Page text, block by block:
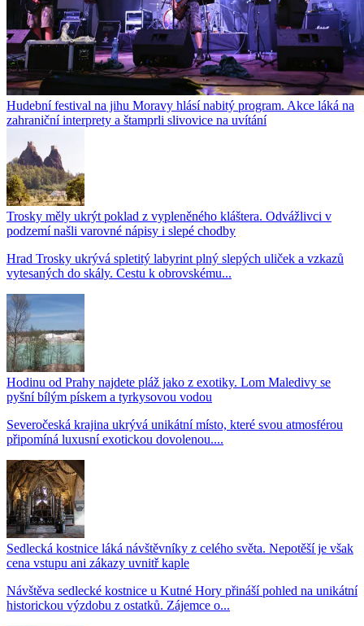
Hudební festival na jihu Moravy hlásí nabitý program. Akce láká na
zahraniční interprety a štamprli slivovice na uvítání
Trosky měly ukrýt poklad z vypleněného kláštera. Odvážlivci v
podzemí našli varovné nápisy i slepé chodby
Hrad Trosky ukrývá spletitý labyrint plný slepých uliček a vzkazů
vytesaných do skály. Cestu k obrovskému...
Hodinu od Prahy najdete pláž jako z exotiky. Lom Maledivy se
pyšní bílým pískem a tyrkysovou vodou
Severočeská krajina ukrývá unikátní místo, které svou atmosférou
připomíná luxusní exotickou dovolenou....
Sedlecká kostnice láká návštěvníky z celého světa. Nepotěší je však
cena vstupu ani zákazy uvnitř kaple
Návštěva sedlecké kostnice u Kutné Hory přináší pohled na unikátní
historickou výzdobu z ostatků. Zájemce o...